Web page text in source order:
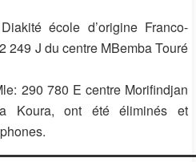
école d’origine Franco-
249 J du centre MBemba Touré
290 780 E centre Morifindjan
Koura, ont été éliminés et